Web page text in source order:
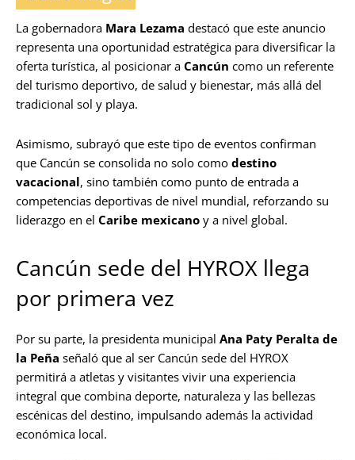
La gobernadora Mara Lezama destacó que este anuncio
representa una oportunidad estratégica para diversificar la
oferta turística, al posicionar a Cancún como un referente
del turismo deportivo, de salud y bienestar, más allá del
tradicional sol y playa.
Asimismo, subrayó que este tipo de eventos confirman
que Cancún se consolida no solo como destino
vacacional, sino también como punto de entrada a
competencias deportivas de nivel mundial, reforzando su
liderazgo en el Caribe mexicano y a nivel global.
Cancún sede del HYROX llega
por primera vez
Por su parte, la presidenta municipal Ana Paty Peralta de
la Peña señaló que al ser Cancún sede del HYROX
permitirá a atletas y visitantes vivir una experiencia
integral que combina deporte, naturaleza y las bellezas
escénicas del destino, impulsando además la actividad
económica local.